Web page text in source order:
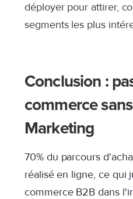
déployer pour attirer,
segments les plus
Conclusion :
commerce
Marketing
70% du parcours
réalisé en ligne, ce qui
commerce B2B dans